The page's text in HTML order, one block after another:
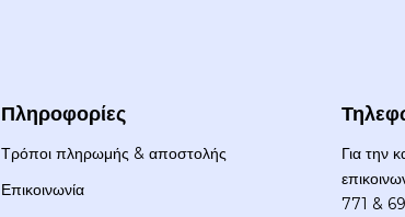
Πληροφορίες
Τρόποι πληρωμής & αποστολής
Επικοινωνία
Για την
771 &